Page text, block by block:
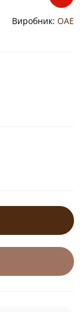
Виробник: ОАЕ